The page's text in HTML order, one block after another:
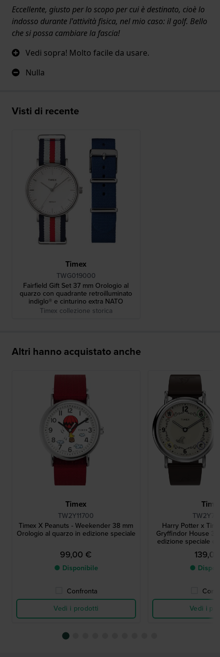
Eccellente, giusto per lo scopo per cui è destinato, cioè lo
indosso durante l'attività fisica, nel mio caso: il golf. Bello
che si possa cambiare la fascia!
Vedi sopra! Molto facile da usare.
Nulla
Visti di recente
Timex
TWG019000
Fairfield Gift Set 37 mm Orologio al
quarzo con quadrante retroilluminato
indiglo® e cinturino extra NATO
Timex collezione storica
Altri hanno acquistato anche
Timex
TW2Y11700
Timex X Peanuts - Weekender 38 mm
Orologio al quarzo in edizione speciale
99,00 €
● Disponibile
Confronta
Vedi i prodotti
Harry Potter x
Gryffindor House
edizione speciale
come
●
Vedi i